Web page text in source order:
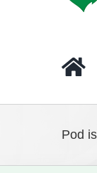
Pod